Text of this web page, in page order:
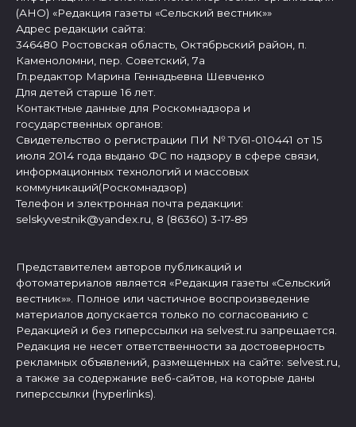
(АНО) «Редакция газеты «Сельский вестник»»
Адрес редакции сайта:
346480 Ростовская область, Октябрьский район, п.
Каменоломни, пер. Советский, 7а
Гл.редактор Марина Геннадьевна Шевченко
Для детей старше 16 лет.
Контактные данные для Роскомнадзора и
государственных органов:
Свидетельство о регистрации ПИ № ТУ61-010441 от 15
июля 2014 года выдано ФС по надзору в сфере связи,
информационных технологий и массовых
коммуникаций(Роскомнадзор)
Телефон и электронная почта редакции:
selskyvestnik@yandex.ru, 8 (86360) 3-17-89
Представителем авторов публикаций и
фотоматериалов является «Редакция газеты «Сельский
вестник»». Полное или частичное воспроизведение
материалов допускается только по согласованию с
Редакцией и без гиперссылки на selvest.ru запрещается.
Редакция не несет ответственности за достоверность
рекламных объявлений, размещенных на сайте: selvest.ru,
а также за содержание веб-сайтов, на которые даны
гиперссылки (hyperlinks).